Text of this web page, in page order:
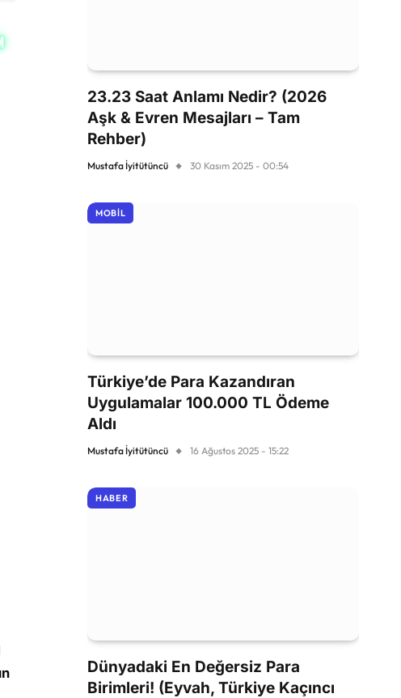
23.23 Saat Anlamı Nedir? (2026
Aşk & Evren Mesajları – Tam
Rehber)
Mustafa İyitütüncü 30 Kasım 2025 - 00:54
MOBIL
Türkiye’de Para Kazandıran
Uygulamalar 100.000 TL Ödeme
Aldı
Mustafa İyitütüncü 16 Ağustos 2025 - 15:22
HABER
Dünyadaki En Değersiz Para
Birimleri! (Eyvah, Türkiye Kaçıncı